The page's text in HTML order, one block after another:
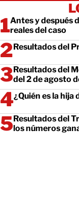
Antes y después
reales del caso
Resultados del
Resultados del
del 2 de agosto
¿Quién es la hija
Resultados del
los números